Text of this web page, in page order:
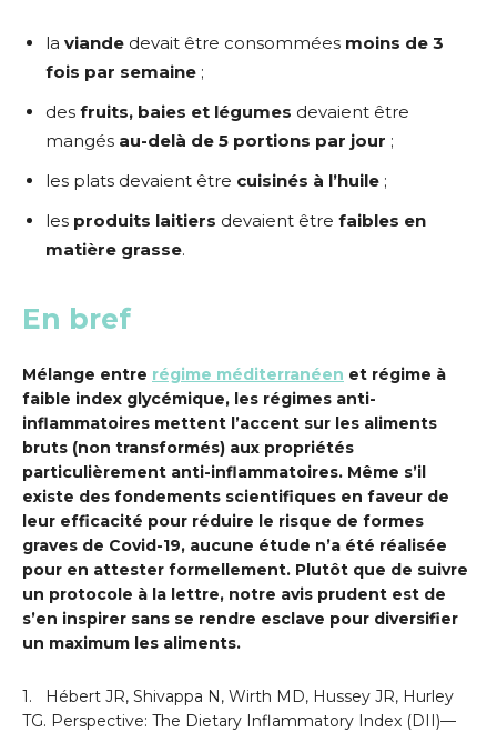
la viande devait être consommées moins de 3
fois par semaine ;
des fruits, baies et légumes devaient être
mangés au-delà de 5 portions par jour ;
les plats devaient être cuisinés à l’huile ;
les produits laitiers devaient être faibles en
matière grasse.
En bref
Mélange entre régime méditerranéen et régime à
faible index glycémique, les régimes anti-
inflammatoires mettent l’accent sur les aliments
bruts (non transformés) aux propriétés
particulièrement anti-inflammatoires. Même s’il
existe des fondements scientifiques en faveur de
leur efficacité pour réduire le risque de formes
graves de Covid-19, aucune étude n’a été réalisée
pour en attester formellement. Plutôt que de suivre
un protocole à la lettre, notre avis prudent est de
s’en inspirer sans se rendre esclave pour diversifier
un maximum les aliments.
1. Hébert JR, Shivappa N, Wirth MD, Hussey JR, Hurley
TG. Perspective: The Dietary Inflammatory Index (DII)—